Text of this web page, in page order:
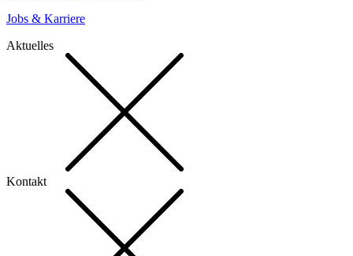
Jobs & Karriere
Aktuelles
Kontakt